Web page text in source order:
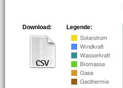
Legende:
Download: